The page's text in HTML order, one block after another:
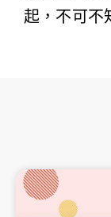
起，不可不